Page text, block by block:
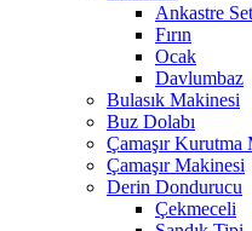
Ankastre Set
Fırın
Ocak
Davlumbaz
Bulasık Makinesi
Buz Dolabı
Çamaşır Kurutma
Çamaşır Makinesi
Derin Dondurucu
Çekmeceli